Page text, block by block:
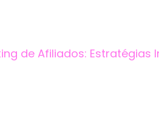
de Afiliados: Estratégias